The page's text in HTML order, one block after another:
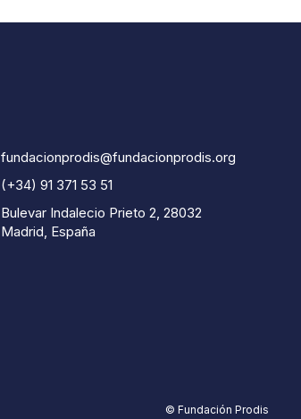
fundacionprodis@fundacionprodis.org
(+34) 91 371 53 51
Bulevar Indalecio Prieto 2, 28032
Madrid, España
© Fundación Prodis